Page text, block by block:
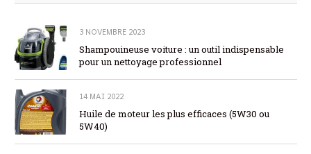
3 NOVEMBRE 2023
Shampouineuse voiture : un outil indispensable
pour un nettoyage professionnel
14 MAI 2022
Huile de moteur les plus efficaces (5W30 ou
5W40)